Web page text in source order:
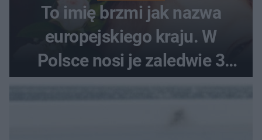
To imię brzmi jak nazwa
europejskiego kraju. W
Polsce nosi je zaledwie 3